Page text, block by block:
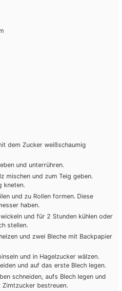
dem Zucker weißschaumig
und unterrühren.
mischen und zum Teig geben.
kneten.
und zu Rollen formen. Diese
haben.
und für 2 Stunden kühlen oder
stellen.
und zwei Bleche mit Backpapier
und in Hagelzucker wälzen.
und auf das erste Blech legen.
schneiden, aufs Blech legen und
Zimtzucker bestreuen.